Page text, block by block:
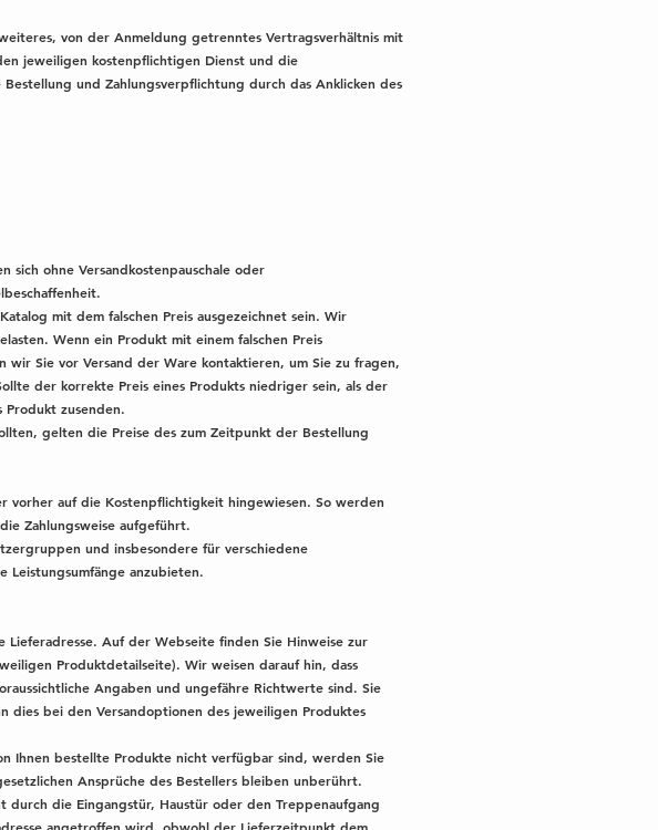
von der Anmeldung getrenntes Vertragsverhältnis mit
jeweiligen kostenpflichtigen Dienst und die
und Zahlungsverpflichtung durch das Anklicken des
ohne Versandkostenpauschale oder
mit dem falschen Preis ausgezeichnet sein. Wir
Wenn ein Produkt mit einem falschen Preis
Sie vor Versand der Ware kontaktieren, um Sie zu fragen,
der korrekte Preis eines Produkts niedriger sein, als der
zusenden.
gelten die Preise des zum Zeitpunkt der Bestellung
auf die Kostenpflichtigkeit hingewiesen. So werden
Zahlungsweise aufgeführt.
und insbesondere für verschiedene
Leistungsumfänge anzubieten.
Auf der Webseite finden Sie Hinweise zur
Produktdetailseite). Wir weisen darauf hin, dass
Angaben und ungefähre Richtwerte sind. Sie
dies bei den Versandoptionen des jeweiligen Produktes
Ihnen bestellte Produkte nicht verfügbar sind, werden Sie
Ansprüche des Bestellers bleiben unberührt.
die Eingangstür, Haustür oder den Treppenaufgang